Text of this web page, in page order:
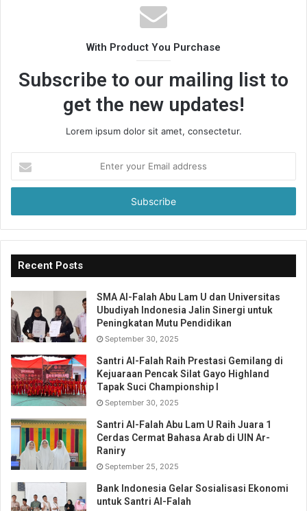
With Product You Purchase
Subscribe to our mailing list to
get the new updates!
Lorem ipsum dolor sit amet, consectetur.
your
Email
Recent Posts
SMA Al-Falah Abu Lam U dan Universitas
Ubudiyah Indonesia Jalin Sinergi untuk
Peningkatan Mutu Pendidikan
September 30, 2025
Santri Al-Falah Raih Prestasi Gemilang di
Kejuaraan Pencak Silat Gayo Highland
Tapak Suci Championship I
September 30, 2025
Santri Al-Falah Abu Lam U Raih Juara 1
Cerdas Cermat Bahasa Arab di UIN Ar-
Raniry
September 25, 2025
Bank Indonesia Gelar Sosialisasi Ekonomi
untuk Santri Al-Falah